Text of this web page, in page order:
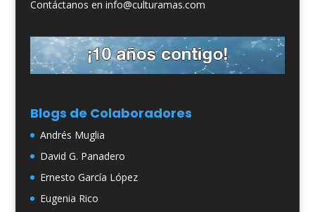
Contáctanos en info@culturamas.com
Blogs de Colaboradores
Andrés Muglia
David G. Panadero
Ernesto García López
Eugenia Rico